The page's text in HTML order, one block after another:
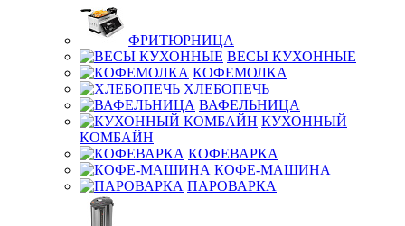
ФРИТЮРНИЦА
ВЕСЫ КУХОННЫЕ
КОФЕМОЛКА
ХЛЕБОПЕЧЬ
ВАФЕЛЬНИЦА
КУХОННЫЙ
КОМБАЙН
КОФЕВАРКА
КОФЕ-МАШИНА
ПАРОВАРКА